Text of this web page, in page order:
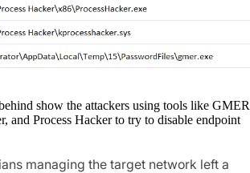
show the attackers using tools like
and Process Hacker to try to disable endpoint
managing the target network left a